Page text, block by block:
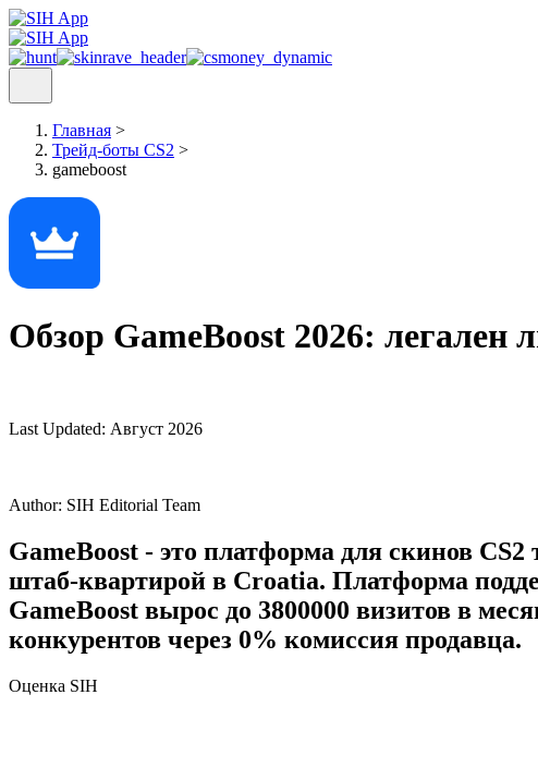
Главная >
Трейд-боты CS2 >
gameboost
Обзор GameBoost 2026: легален
Last Updated: Август 2026
Author: SIH Editorial Team
GameBoost - это платформа для скинов
штаб-квартирой в Croatia. Платформа
GameBoost вырос до 3800000 визитов в
конкурентов через 0% комиссия продавца.
Оценка SIH